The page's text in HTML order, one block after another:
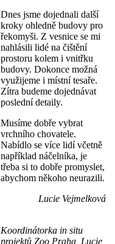
Dnes jsme dojednali další
kroky ohledně budovy pro
řekomyši. Z vesnice se mi
nahlásili lidé na čištění
prostoru kolem i vnitřku
budovy. Dokonce možná
využijeme i místní tesaře.
Zítra budeme dojednávat
poslední detaily.
Musíme dobře vybrat
vrchního chovatele.
Nabídlo se více lidí včetně
například náčelníka, je
třeba si to dobře promyslet,
abychom někoho neurazili.
Lucie Vejmelková
Koordinátorka in situ
projektů Zoo Praha, Lucie